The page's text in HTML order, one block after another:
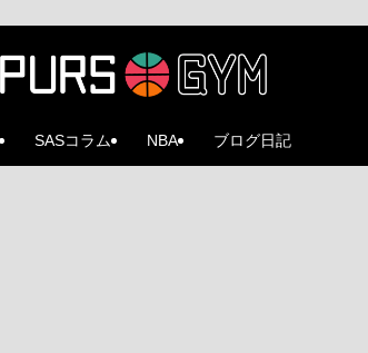
SASコラム NBA ブログ日記